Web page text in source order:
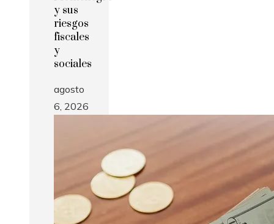
y sus
riesgos
fiscales
y
sociales
agosto
6, 2026